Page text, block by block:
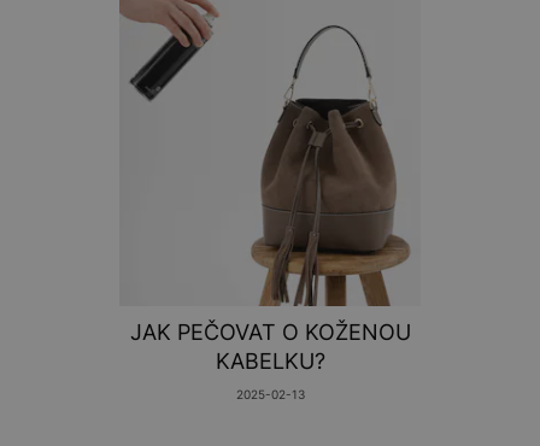
JAK PEČOVAT O KOŽENOU
KABELKU?
2025-02-13